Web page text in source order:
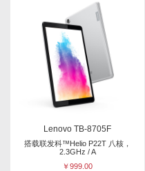
Lenovo TB-8705F
搭载联发科™Helio P22T 八核，
2.3GHz / A
￥999.00